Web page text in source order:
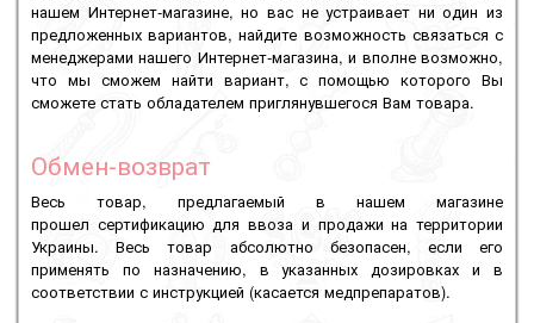
нашем Интернет-магазине, но вас не устраивает ни один из
предложенных вариантов, найдите возможность связаться с
менеджерами нашего Интернет-магазина, и вполне возможно,
что мы сможем найти вариант, с помощью которого Вы
сможете стать обладателем приглянувшегося Вам товара.
Обмен-возврат
Весь товар, предлагаемый в нашем магазине
прошел сертификацию для ввоза и продажи на территории
Украины. Весь товар абсолютно безопасен, если его
применять по назначению, в указанных дозировках и в
соответствии с инструкцией (касается медпрепаратов).